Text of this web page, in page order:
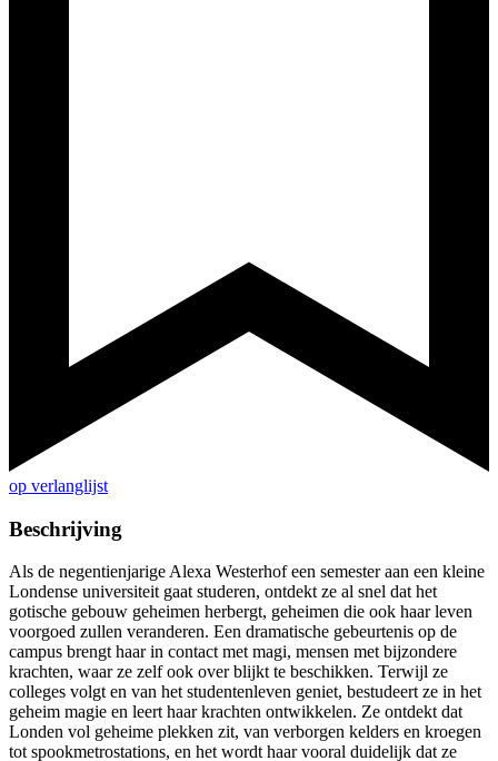
op verlanglijst
Beschrijving
Als de negentienjarige Alexa Westerhof een semester aan een kleine
Londense universiteit gaat studeren, ontdekt ze al snel dat het
gotische gebouw geheimen herbergt, geheimen die ook haar leven
voorgoed zullen veranderen. Een dramatische gebeurtenis op de
campus brengt haar in contact met magi, mensen met bijzondere
krachten, waar ze zelf ook over blijkt te beschikken. Terwijl ze
colleges volgt en van het studentenleven geniet, bestudeert ze in het
geheim magie en leert haar krachten ontwikkelen. Ze ontdekt dat
Londen vol geheime plekken zit, van verborgen kelders en kroegen
tot spookmetrostations, en het wordt haar vooral duidelijk dat ze